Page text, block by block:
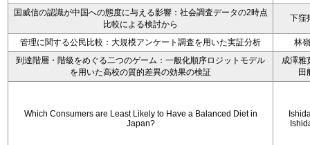
国威信の認識が中国への態度に与える影響：社会調査データの2時点
比較による検討から
下窪
管理に関する公民比較：大規模アンケート調査を用いた実証分析
林
到達階層・階級をめぐる二つのゲーム：一般化順序ロジットモデル
を用いた高校の質的差異の効果の検証
成澤雅
田
Which Consumers are Least Likely to Have a Balanced Diet in
Japan?